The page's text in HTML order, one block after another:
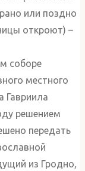
или поздно
откроют) –
соборе
местного
Гавриила
решением
передать
из Гродно,